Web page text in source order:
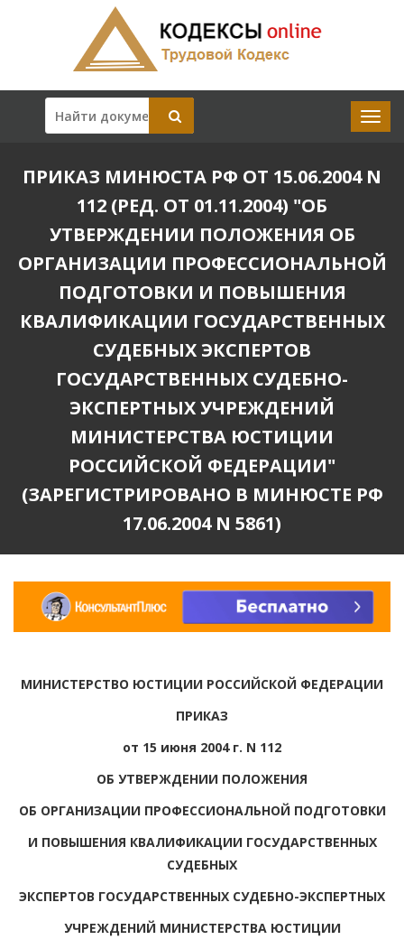
ПРИКАЗ МИНЮСТА РФ ОТ 15.06.2004 N
112 (РЕД. ОТ 01.11.2004) "ОБ
УТВЕРЖДЕНИИ ПОЛОЖЕНИЯ ОБ
ОРГАНИЗАЦИИ ПРОФЕССИОНАЛЬНОЙ
ПОДГОТОВКИ И ПОВЫШЕНИЯ
КВАЛИФИКАЦИИ ГОСУДАРСТВЕННЫХ
СУДЕБНЫХ ЭКСПЕРТОВ
ГОСУДАРСТВЕННЫХ СУДЕБНО-
ЭКСПЕРТНЫХ УЧРЕЖДЕНИЙ
МИНИСТЕРСТВА ЮСТИЦИИ
РОССИЙСКОЙ ФЕДЕРАЦИИ"
(ЗАРЕГИСТРИРОВАНО В МИНЮСТЕ РФ
17.06.2004 N 5861)
МИНИСТЕРСТВО ЮСТИЦИИ РОССИЙСКОЙ ФЕДЕРАЦИИ
ПРИКАЗ
от 15 июня 2004 г. N 112
ОБ УТВЕРЖДЕНИИ ПОЛОЖЕНИЯ
ОБ ОРГАНИЗАЦИИ ПРОФЕССИОНАЛЬНОЙ ПОДГОТОВКИ
И ПОВЫШЕНИЯ КВАЛИФИКАЦИИ ГОСУДАРСТВЕННЫХ
СУДЕБНЫХ
ЭКСПЕРТОВ ГОСУДАРСТВЕННЫХ СУДЕБНО-ЭКСПЕРТНЫХ
УЧРЕЖДЕНИЙ МИНИСТЕРСТВА ЮСТИЦИИ